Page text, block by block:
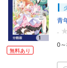
無料あり
青
-
0